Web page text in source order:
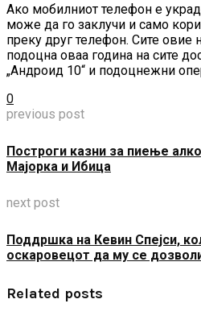
Ако мобилниот телефон е
може да го заклучи и само
преку друг телефон. Сите овие
подоцна оваа година на сите
„Андроид 10“ и подоцнежни
0
previous post
Построги казни за пиење
Мајорка и Ибица
next post
Поддршка на Кевин Спејси,
оскаровецот да му се
Related posts